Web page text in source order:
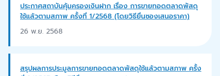
ประกาศสถาบันคุ้มครองเงินฝาก เรื่อง การขายทอดตลาดพัสดุ
ใช้แล้วตามสภาพ ครั้งที่ 1/2568 (โดยวิธียื่นซองเสนอราคา)
26 พ.ย. 2568
สรุปผลการประมูลการขายทอดตลาดพัสดุใช้แล้วตามสภาพ ครั้ง